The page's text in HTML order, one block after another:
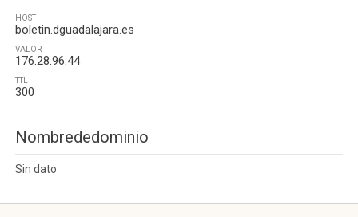
HOST
boletin.dguadalajara.es
VALOR
176.28.96.44
TTL
300
Nombrededominio
Sin dato